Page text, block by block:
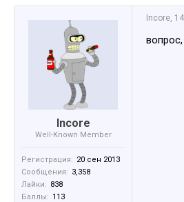
Incore
Well-Known Member
Регистрация: 20 сен 2013
Сообщения: 3,358
Лайки: 838
Баллы: 113
Incore,